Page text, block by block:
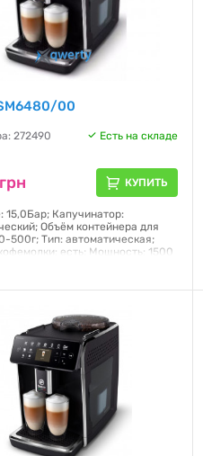
00
272490 Есть на складе
КУПИТЬ
15,0Бар; Капучинатор:
Объём контейнера для
500г; Тип: автоматическая;
есть; Мощность: 1500
12 месяцев